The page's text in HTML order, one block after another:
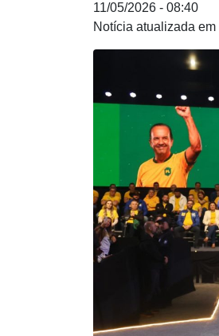
11/05/2026 - 08:40